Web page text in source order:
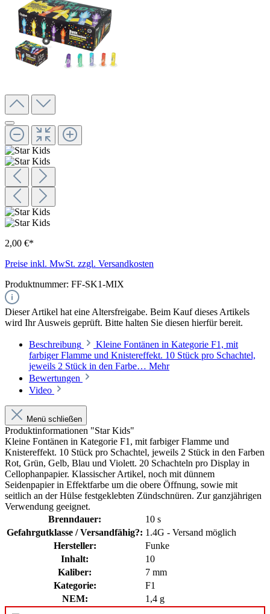
2,00 €*
Preise inkl. MwSt. zzgl. Versandkosten
Produktnummer: FF-SK1-MIX
Dieser Artikel hat eine Altersfreigabe. Beim Kauf dieses Artikels
wird Ihr Ausweis geprüft. Bitte halten Sie diesen hierfür bereit.
Beschreibung
Kleine Fontänen in Kategorie F1, mit
farbiger Flamme und Knistereffekt. 10 Stück pro Schachtel,
jeweils 2 Stück in den Farbe… Mehr
Bewertungen
Video
Menü schließen
Produktinformationen "Star Kids"
Kleine Fontänen in Kategorie F1, mit farbiger Flamme und
Knistereffekt. 10 Stück pro Schachtel, jeweils 2 Stück in den Farben
Rot, Grün, Gelb, Blau und Violett. 20 Schachteln pro Display in
Cellophanpapier. Klassischer Artikel, noch mit dünnem
Seidenpapier in Effektfarbe um die obere Öffnung, sowie mit
seitlich an der Hülse festgeklebten Zündschnüren. Zur ganzjährigen
Verwendung geeignet.
Brenndauer:
10 s
Gefahrgutklasse / Versandfähig?: 1.4G - Versand möglich
Hersteller:
Funke
Inhalt:
10
Kaliber:
7 mm
Kategorie:
F1
NEM:
1,4 g